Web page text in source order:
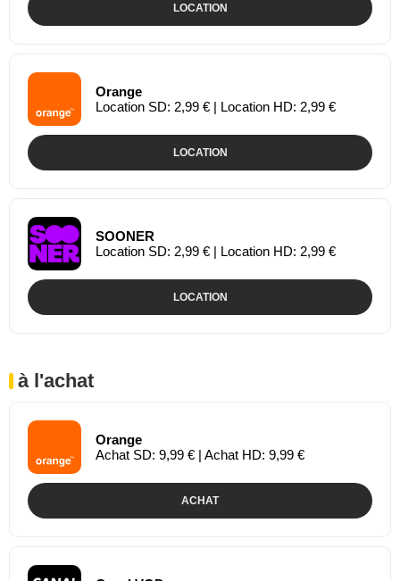
LOCATION
Orange
Location SD: 2,99 € | Location HD: 2,99 €
LOCATION
SOONER
Location SD: 2,99 € | Location HD: 2,99 €
LOCATION
à l'achat
Orange
Achat SD: 9,99 € | Achat HD: 9,99 €
ACHAT